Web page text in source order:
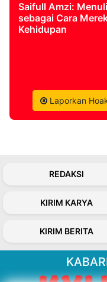
Kabarbaru
Saifull Amzi:
sebagai Cara
Kehidupan
Laporkan
REDAKSI
KIRIM KARYA
KIRIM BERITA